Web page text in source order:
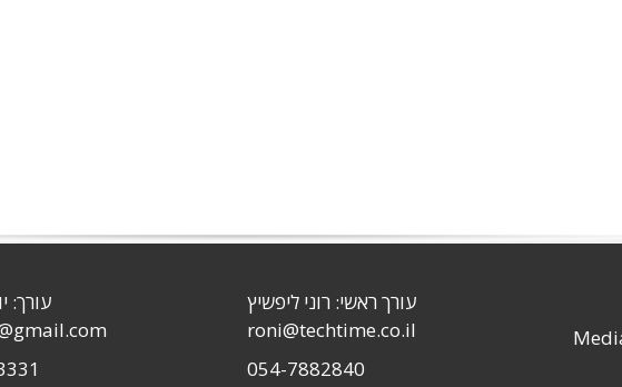
עורך ראשי: רוני ליפשיץ
roni@techtime.co.il
054-7882840
עורך: